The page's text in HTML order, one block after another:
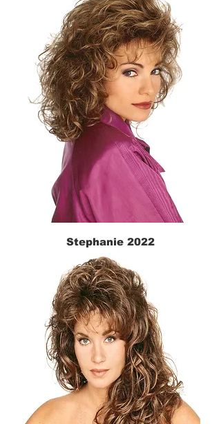
Stephanie 2022